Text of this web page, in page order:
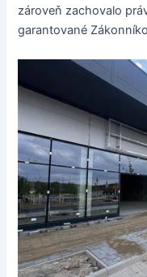
zároveň zachovalo
garantované